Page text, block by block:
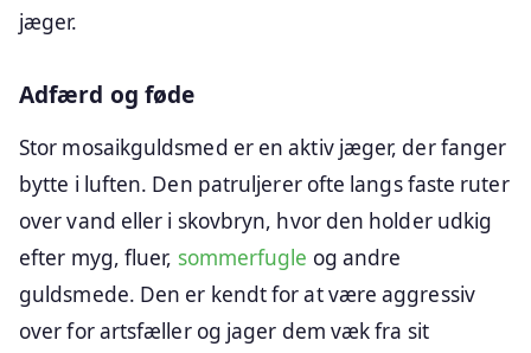
jæger.
Adfærd og føde
Stor mosaikguldsmed er en aktiv jæger, der fanger
bytte i luften. Den patruljerer ofte langs faste ruter
over vand eller i skovbryn, hvor den holder udkig
efter myg, fluer, sommerfugle og andre
guldsmede. Den er kendt for at være aggressiv
over for artsfæller og jager dem væk fra sit